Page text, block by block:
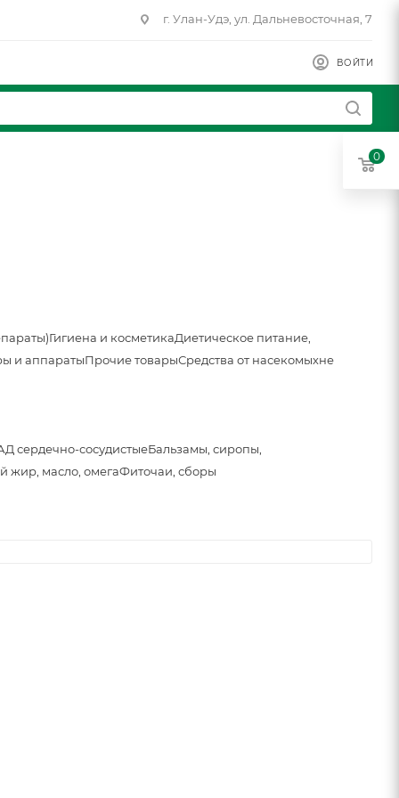
г. Улан-Удэ, ул. Дальневосточная, 7
ВОЙТИ
Гигиена и косметикаДиетическое питание,
и аппаратыПрочие товарыСредства от насекомыхне
сердечно-сосудистыеБальзамы, сиропы,
жир, масло, омегаФиточаи, сборы
0